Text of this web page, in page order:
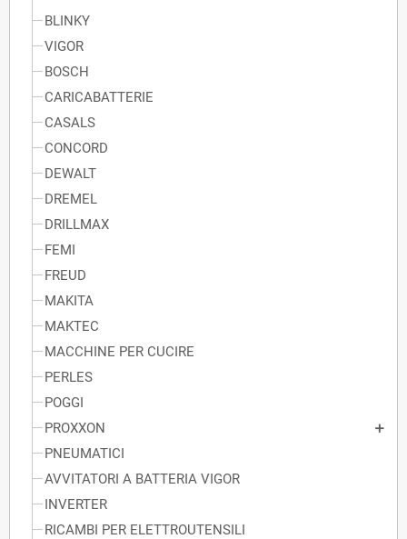
BLINKY
VIGOR
BOSCH
CARICABATTERIE
CASALS
CONCORD
DEWALT
DREMEL
DRILLMAX
FEMI
FREUD
MAKITA
MAKTEC
MACCHINE PER CUCIRE
PERLES
POGGI
PROXXON
PNEUMATICI
AVVITATORI A BATTERIA VIGOR
INVERTER
RICAMBI PER ELETTROUTENSILI